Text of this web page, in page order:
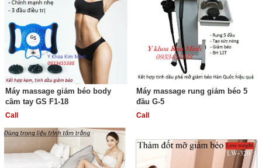
Máy massage giảm béo body
cầm tay GS F1-18
Call
Máy massage rung giảm béo 5
đầu G-5
Call